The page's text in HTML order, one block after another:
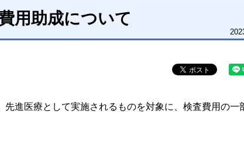
用助成について
先進医療として実施されるものを対象に、検査費用の一